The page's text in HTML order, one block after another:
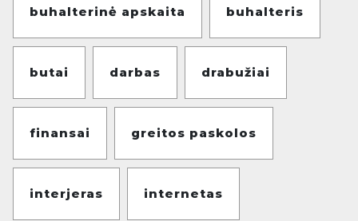
buhalterinė apskaita buhalteris
butai darbas drabužiai
finansai greitos paskolos
interjeras internetas